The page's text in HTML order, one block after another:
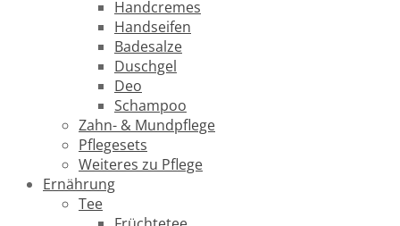
Handcremes
Handseifen
Badesalze
Duschgel
Deo
Schampoo
Zahn- & Mundpflege
Pflegesets
Weiteres zu Pflege
Ernährung
Tee